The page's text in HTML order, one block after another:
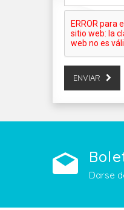
ENVIAR
Darse